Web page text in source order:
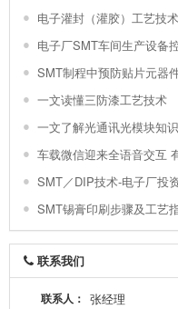
电子灌封（灌胶）工艺技术
电子厂SMT车间生产设备
SMT制程中预防贴片元器
一文读懂三防漆工艺技术
一文了解光通讯光模块知识
车载微信迎来全语音交互
SMT／DIP技术-电子厂投
SMT锡膏印刷步骤及工艺
联系我们
联系人： 张经理